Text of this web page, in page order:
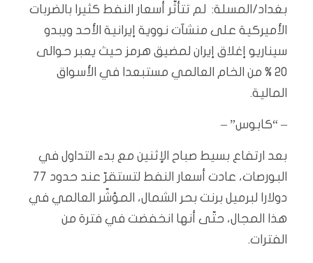
بغداد/المسلة: لم تتأثّر أسعار النفط كثيرا بالضربات
الأميركية على منشآت نووية إيرانية الأحد ويبدو
سيناريو إغلاق إيران لمضيق هرمز حيث يعبر حوالى
20 % من الخام العالمي مستبعدا في الأسواق
المالية.
– “كابوس” –
بعد ارتفاع بسيط صباح الإثنين مع بدء التداول في
البورصات، عادت أسعار النفط لتستقرّ عند حدود 77
دولارا لبرميل برنت بحر الشمال، المؤشّر العالمي في
هذا المجال، حتّى أنها انخفضت في فترة من
الفترات.